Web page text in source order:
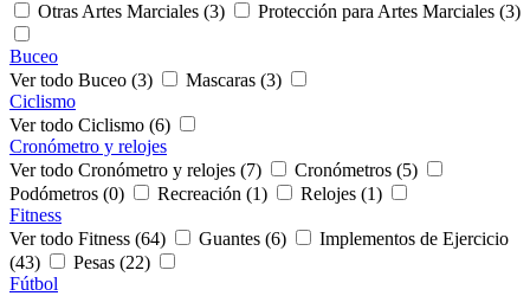
Otras Artes Marciales (3)
Protección para Artes Marciales (3)
Buceo
Ver todo Buceo (3)
Mascaras (3)
Ciclismo
Ver todo Ciclismo (6)
Cronómetro y relojes
Ver todo Cronómetro y relojes (7)
Cronómetros (5)
Podómetros (0)
Recreación (1)
Relojes (1)
Fitness
Ver todo Fitness (64)
Guantes (6)
Implementos de Ejercicio
(43)
Pesas (22)
Fútbol